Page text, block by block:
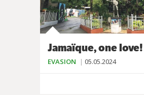
Jamaïque, one love!
EVASION 05.05.2024